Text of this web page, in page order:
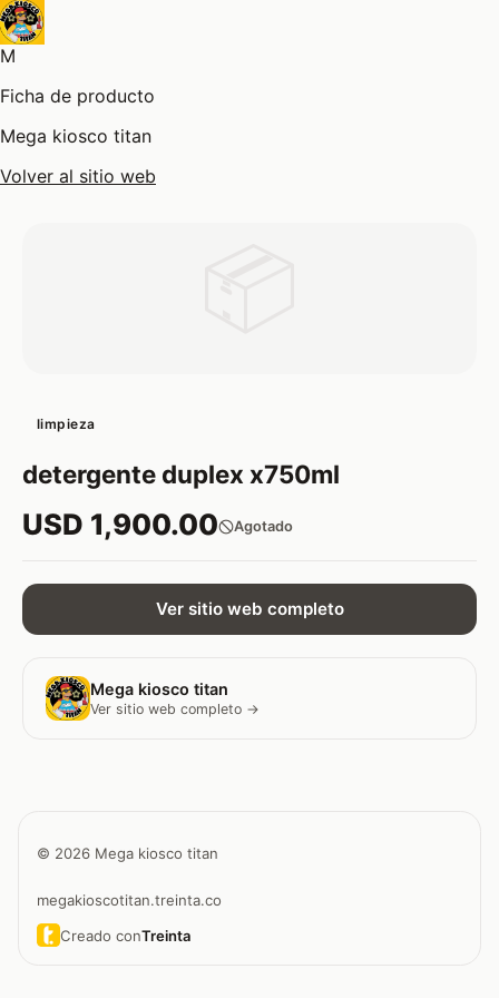
M
Ficha de producto
Mega kiosco titan
Volver al sitio web
limpieza
detergente duplex x750ml
USD 1,900.00 Agotado
Ver sitio web completo
Mega kiosco titan
Ver sitio web completo →
© 2026 Mega kiosco titan
megakioscotitan.treinta.co
Creado conTreinta